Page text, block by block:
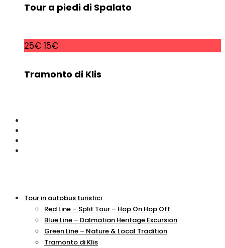
Tour a piedi di Spalato
25€ 15€
Tramonto di Klis
Tour in autobus turistici
Red Line – Split Tour – Hop On Hop Off
Blue Line – Dalmatian Heritage Excursion
Green Line – Nature & Local Tradition
Tramonto di Klis